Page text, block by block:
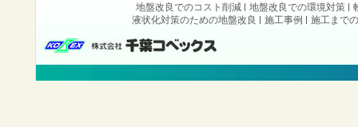
地盤改良でのコスト削減 地盤改良での環境対策
液状化対策のための地盤改良
施工事例 施工まで